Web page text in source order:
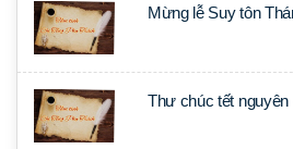
Mừng lễ Suy tôn
Thư chúc tết nguyên